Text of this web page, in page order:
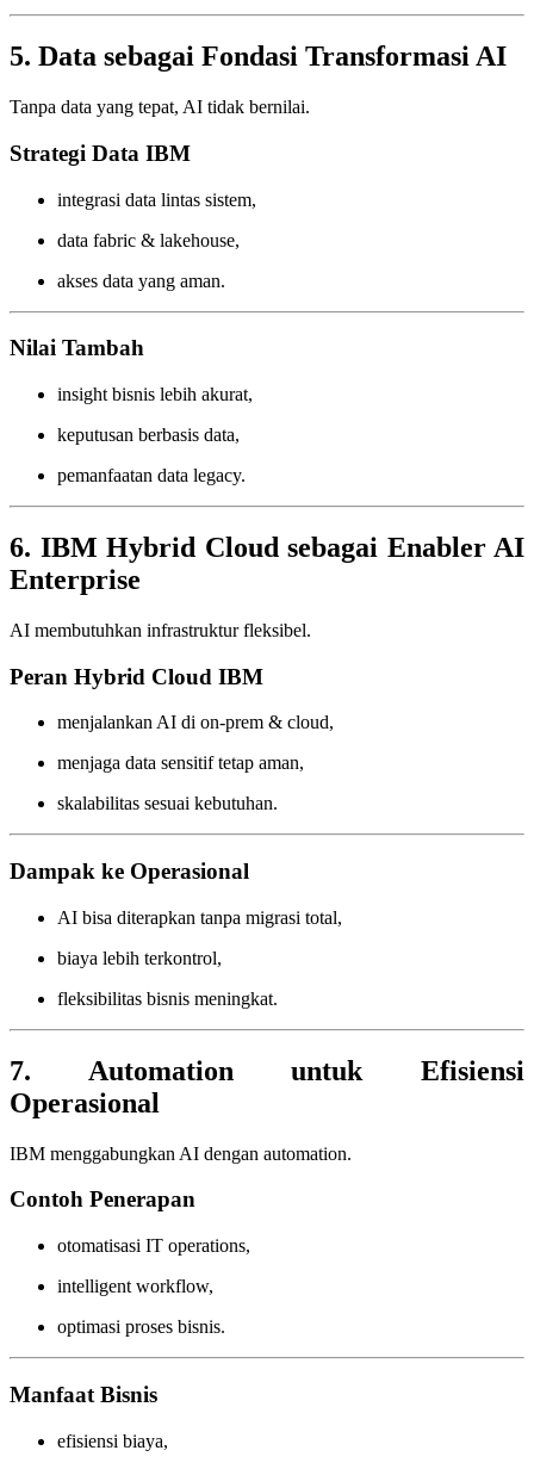
5. Data sebagai Fondasi Transformasi AI
Tanpa data yang tepat, AI tidak bernilai.
Strategi Data IBM
integrasi data lintas sistem,
data fabric & lakehouse,
akses data yang aman.
Nilai Tambah
insight bisnis lebih akurat,
keputusan berbasis data,
pemanfaatan data legacy.
6. IBM Hybrid Cloud sebagai Enabler AI
Enterprise
AI membutuhkan infrastruktur fleksibel.
Peran Hybrid Cloud IBM
menjalankan AI di on-prem & cloud,
menjaga data sensitif tetap aman,
skalabilitas sesuai kebutuhan.
Dampak ke Operasional
AI bisa diterapkan tanpa migrasi total,
biaya lebih terkontrol,
fleksibilitas bisnis meningkat.
7. Automation untuk Efisiensi
Operasional
IBM menggabungkan AI dengan automation.
Contoh Penerapan
otomatisasi IT operations,
intelligent workflow,
optimasi proses bisnis.
Manfaat Bisnis
efisiensi biaya,